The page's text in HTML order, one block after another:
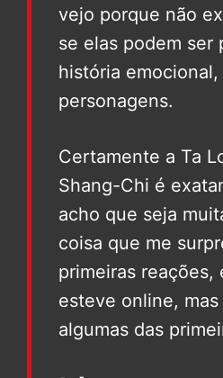
vejo porque não
se elas podem ser
história
personagens.
Certamente a Ta
Shang-Chi é
acho que seja
coisa que me
primeiras reações,
esteve online,
algumas das